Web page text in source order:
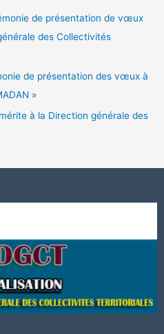
de présentation de vœux
des Collectivités
de présentation des vœux à
»
à la Direction générale des